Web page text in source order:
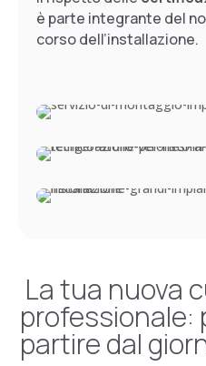
è parte integrante del
corso dell’installazione.
La tua nuova
professionale:
partire dal